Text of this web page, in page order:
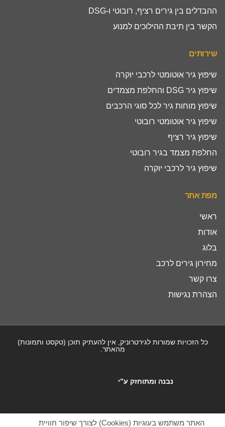
ההבדלים בין גירים רציף, רובוטי ו-DSG
הקשר בין תיבת ההילוכים למנוע
שירותים
שיפוץ גיר אוטומטי לרכבי יוקרה
שיפוץ גיר DSG והחלפת מצמדים
שיפוץ מוחות גיר לכל סוגי הרכבים
שיפוץ גיר אוטומטי רובוטי
שיפוץ גיר רציף
החלפת מצמד בגיר רובוטי
שיפוץ גיר לרכבי יוקרה
מפת אתר
ראשי
אודות
בלוג
מחירון גירים לרכב
צרו קשר
הצהרת נגישות
כל הזכויות שמורות לגירטרוניק, אין להעתיק תוכן (טקסט ותמונות)
מהאתר.
נבנה ומתוחזק ע”י
האתר משתמש בעוגיות (Cookies) לצורך שיפור חוויית